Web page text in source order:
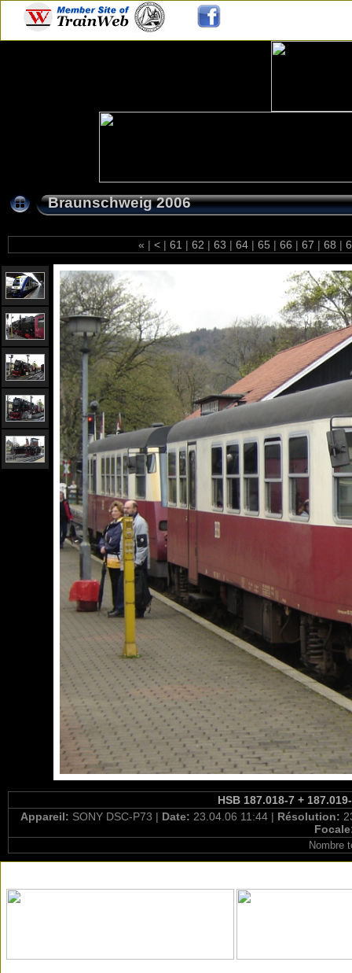
Braunschweig 2006
« | < | 61 | 62 | 63 | 64 | 65 | 66 | 67 | 68 |
HSB 187.018-7 +
Appareil: SONY DSC-P73 | Date: 23.04.06 11:44 | Résolution:
Nombre